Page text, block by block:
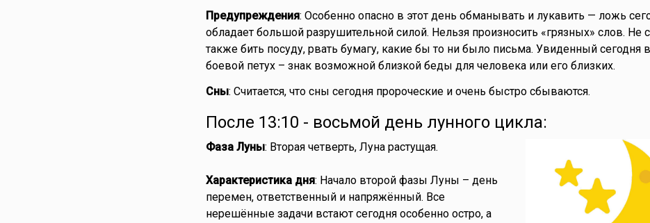
Предупреждения: Особенно опасно в этот день обманывать и лукавить — ложь
обладает большой разрушительной силой. Нельзя произносить «грязных» слов. Не
также бить посуду, рвать бумагу, какие бы то ни было письма. Увиденный сегодня
боевой петух – знак возможной близкой беды для человека или его близких.
Сны: Считается, что сны сегодня пророческие и очень быстро сбываются.
После 13:10 - восьмой день лунного цикла:
Фаза Луны: Вторая четверть, Луна растущая.
Характеристика дня: Начало второй фазы Луны – день
перемен, ответственный и напряжённый. Все
нерешённые задачи встают сегодня особенно остро, а